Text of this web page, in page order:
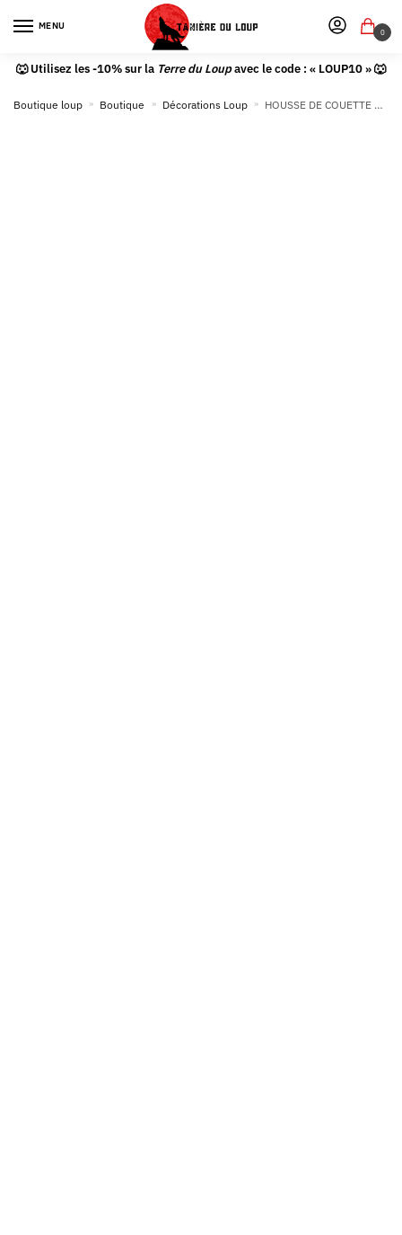
MENU
0
🐺 Utilisez les -10% sur la Terre du Loupavec le code : « LOUP10 » 🐺
Boutique loup » Boutique » Décorations Loup » HOUSSE DE COUETTE LOUP 2 PERSONNES